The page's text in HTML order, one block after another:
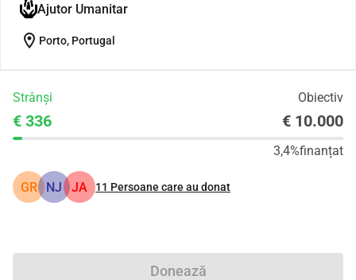
Ajutor Umanitar
location_on Porto, Portugal
Strânși Obiectiv
€ 336 € 10.000
3,4%finanțat
GR NJ JA 11 Persoane care au donat
Donează